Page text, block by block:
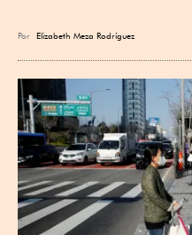
Por Elizabeth Meza Rodríguez